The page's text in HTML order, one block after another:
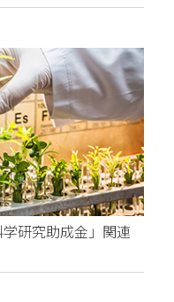
研究助成金」関連